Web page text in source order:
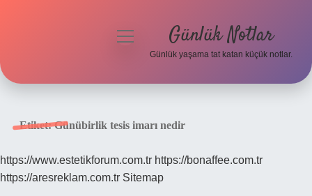
Hakkımızda
menüyü
Günlük Notlar
Günlük yaşama tat katan küçük notlar.
Etiket:Günübirlik tesis imarı nedir
https://www.estetikforum.com.tr https://bonaffee.com.tr
https://aresreklam.com.tr Sitemap